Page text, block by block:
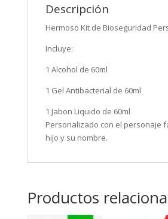
Descripción
Hermoso Kit de Bioseguridad
Incluye:
1 Alcohol de 60ml
1 Gel Antibacterial de 60ml
1 Jabon Liquido de 60ml
Personalizado con el personaje
hijo y su nombre.
Productos